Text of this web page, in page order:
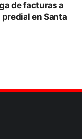
de facturas a
en Santa